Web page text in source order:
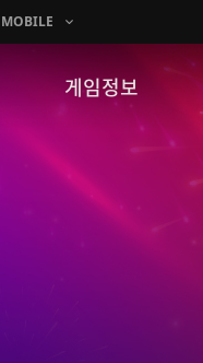
MOBILE
게임정보
캐릭터소개